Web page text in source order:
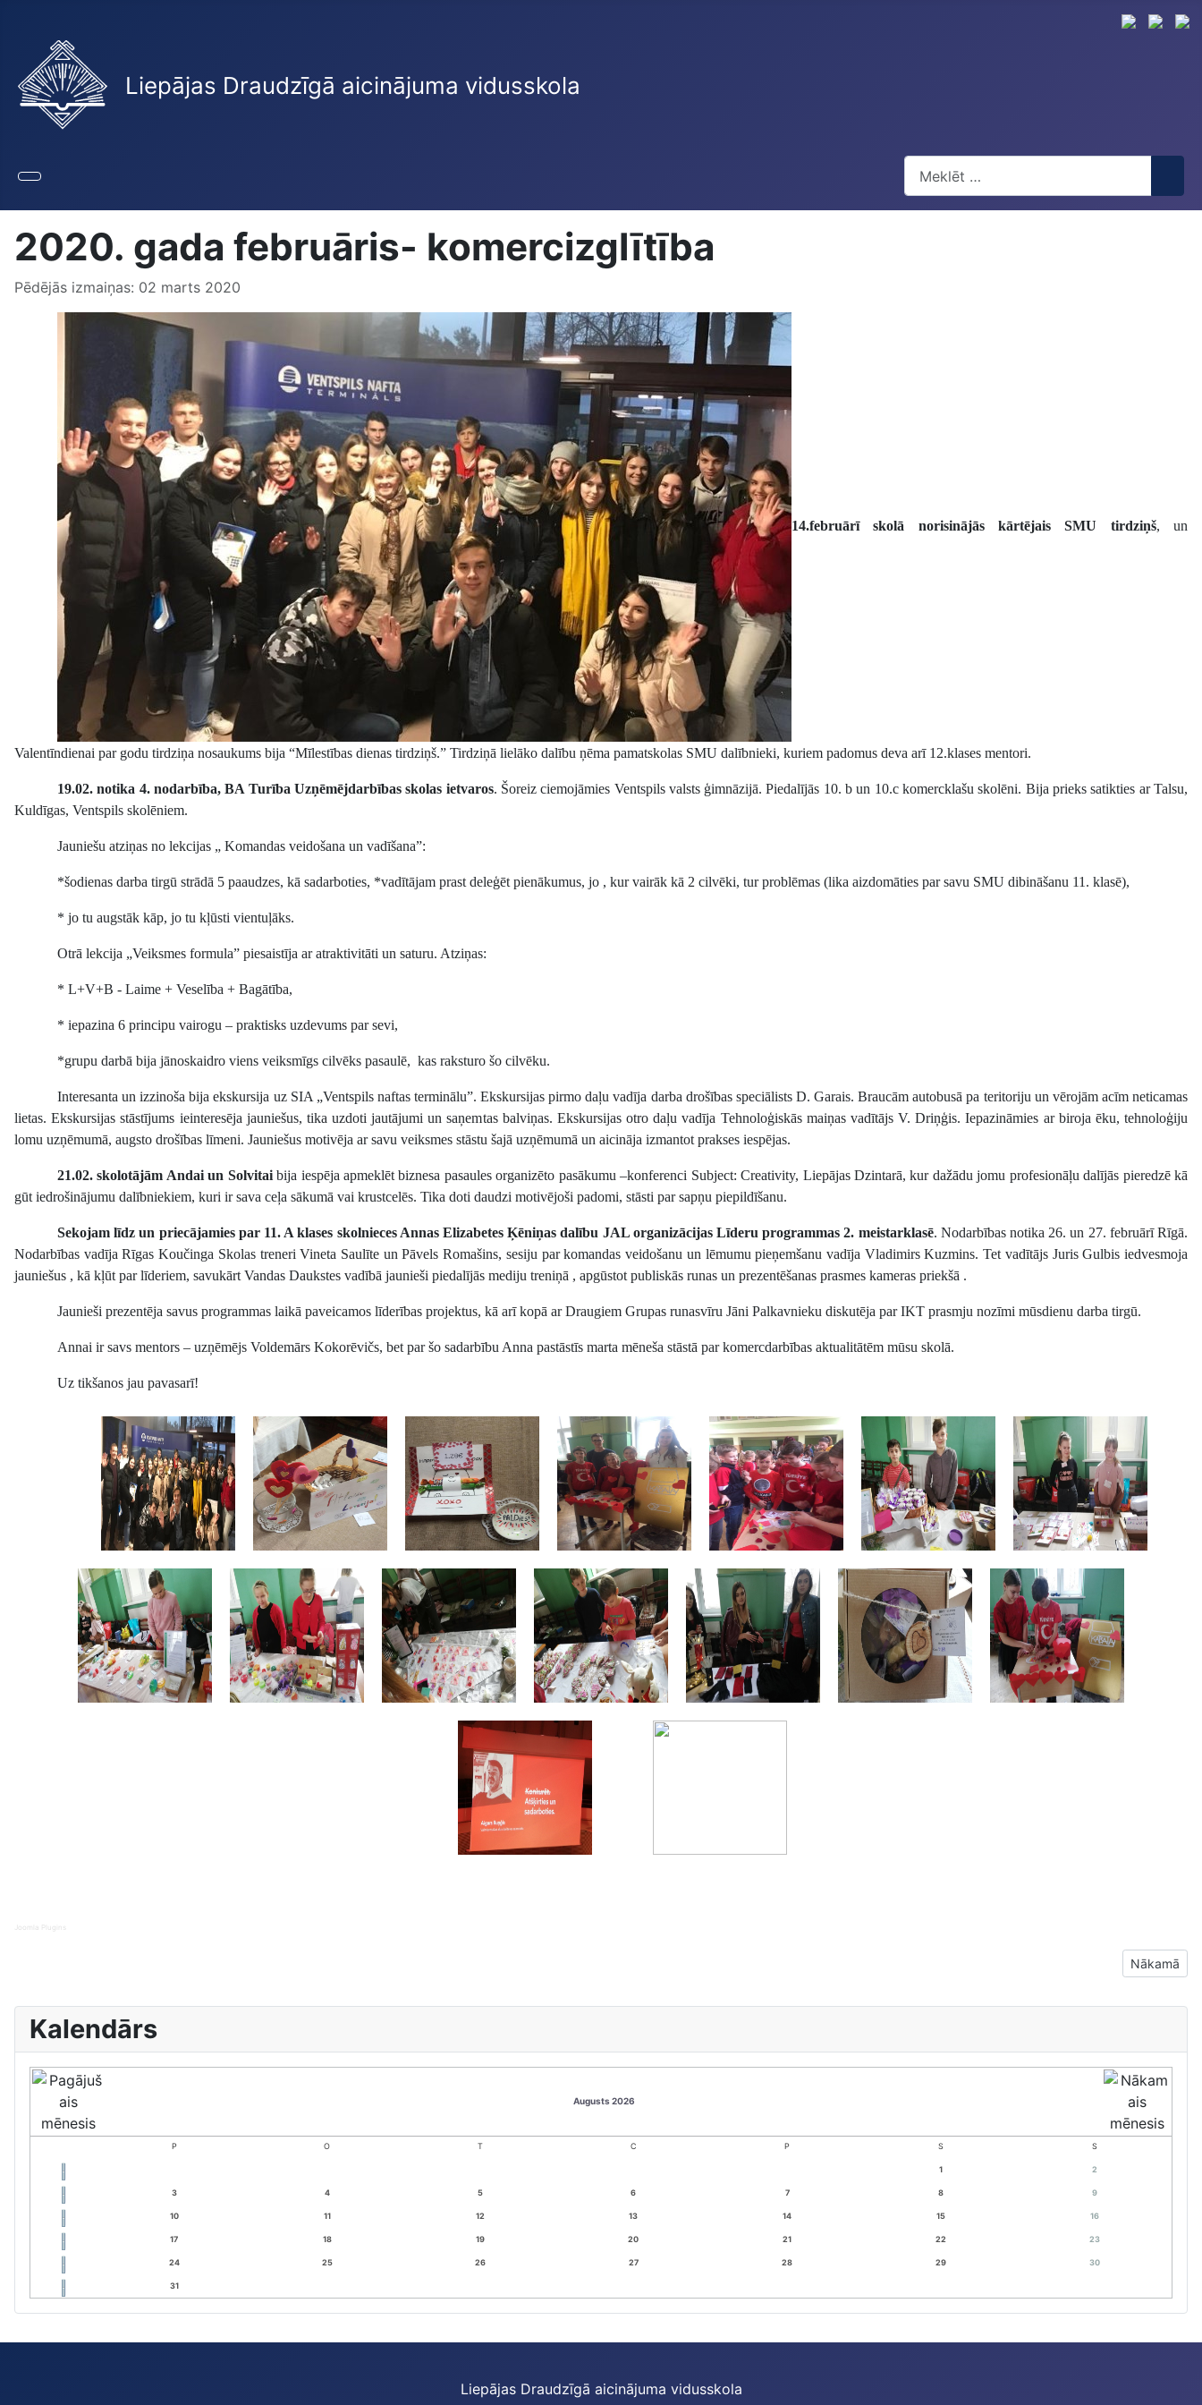
Liepājas Draudzīgā aicinājuma vidusskola
2020. gada februāris- komercizglītība
Pēdējās izmaiņas: 02 marts 2020
14.februārī skolā norisinājās kārtējais SMU tirdziņš, un
Valentīndienai par godu tirdziņa nosaukums bija “Mīlestības dienas tirdziņš.” Tirdziņā lielāko dalību ņēma pamatskolas SMU dalībnieki, kuriem padomus deva arī 12.klases mentori.
19.02. notika 4. nodarbība, BA Turība Uzņēmējdarbības skolas ietvaros. Šoreiz ciemojāmies Ventspils valsts ģimnāzijā. Piedalījās 10. b un 10.c komercklašu skolēni. Bija prieks satikties ar Talsu,
Kuldīgas, Ventspils skolēniem.
Jauniešu atziņas no lekcijas „ Komandas veidošana un vadīšana”:
*šodienas darba tirgū strādā 5 paaudzes, kā sadarboties, *vadītājam prast deleģēt pienākumus, jo , kur vairāk kā 2 cilvēki, tur problēmas (lika aizdomāties par savu SMU dibināšanu 11. klasē),
* jo tu augstāk kāp, jo tu kļūsti vientuļāks.
Otrā lekcija „Veiksmes formula” piesaistīja ar atraktivitāti un saturu. Atziņas:
* L+V+B - Laime + Veselība + Bagātība,
* iepazina 6 principu vairogu – praktisks uzdevums par sevi,
*grupu darbā bija jānoskaidro viens veiksmīgs cilvēks pasaulē, kas raksturo šo cilvēku.
Interesanta un izzinoša bija ekskursija uz SIA „Ventspils naftas terminālu”. Ekskursijas pirmo daļu vadīja darba drošības speciālists D. Garais. Braucām autobusā pa teritoriju un vērojām acīm neticamas
lietas. Ekskursijas stāstījums ieinteresēja jauniešus, tika uzdoti jautājumi un saņemtas balviņas. Ekskursijas otro daļu vadīja Tehnoloģiskās maiņas vadītājs V. Driņģis. Iepazināmies ar biroja ēku, tehnoloģiju
lomu uzņēmumā, augsto drošības līmeni. Jauniešus motivēja ar savu veiksmes stāstu šajā uzņēmumā un aicināja izmantot prakses iespējas.
21.02. skolotājām Andai un Solvitaibija iespēja apmeklēt biznesa pasaules organizēto pasākumu –konferenci Subject: Creativity, Liepājas Dzintarā, kur dažādu jomu profesionāļu dalījās pieredzē kā
gūt iedrošinājumu dalībniekiem, kuri ir sava ceļa sākumā vai krustcelēs. Tika doti daudzi motivējoši padomi, stāsti par sapņu piepildīšanu.
Sekojam līdz un priecājamies par 11. A klases skolnieces Annas Elizabetes Ķēniņas dalību JAL organizācijas Līderu programmas 2. meistarklasē. Nodarbības notika 26. un 27. februārī Rīgā.
Nodarbības vadīja Rīgas Koučinga Skolas treneri Vineta Saulīte un Pāvels Romašins, sesiju par komandas veidošanu un lēmumu pieņemšanu vadīja Vladimirs Kuzmins. Tet vadītājs Juris Gulbis iedvesmoja
jauniešus , kā kļūt par līderiem, savukārt Vandas Daukstes vadībā jaunieši piedalījās mediju treniņā , apgūstot publiskās runas un prezentēšanas prasmes kameras priekšā .
Jaunieši prezentēja savus programmas laikā paveicamos līderības projektus, kā arī kopā ar Draugiem Grupas runasvīru Jāni Palkavnieku diskutēja par IKT prasmju nozīmi mūsdienu darba tirgū.
Annai ir savs mentors – uzņēmējs Voldemārs Kokorēvičs, bet par šo sadarbību Anna pastāstīs marta mēneša stāstā par komercdarbības aktualitātēm mūsu skolā.
Uz tikšanos jau pavasarī!
Joomla Plugins
Nākamais
Nākamā
Kalendārs
Augusts 2026
P O T C P S S
1 2
3 4 5 6 7 8 9
10 11 12 13 14 15 16
17 18 19 20 21 22 23
24 25 26 27 28 29 30
31
Liepājas Draudzīgā aicinājuma vidusskola